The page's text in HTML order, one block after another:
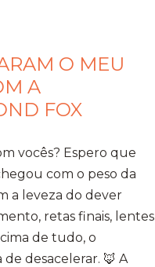
O MEU
A
FOX
vocês? Espero que
com o peso da
a leveza do dever
retas finais, lentes
de tudo, o
desacelerar. ​🦊 A